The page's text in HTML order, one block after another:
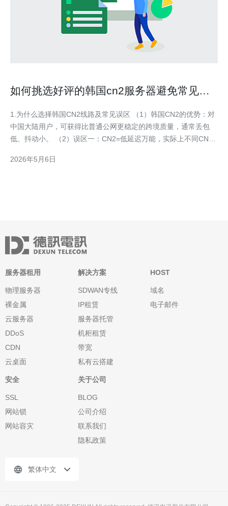
如何挑选好评的韩国cn2服务器避免常见采
1.为什么选择韩国CN2线路及常见误区 （1）韩国CN2的优势：对
中国大陆用户，可获得比普通公网更稳定的跨境质量，通常丢包
低、抖动小。 （2）误区一：CN2=低延迟万能，实际上不同CN2
中国”并非就保证低丢包，需看实际带宽分配和骨干路径。 （4）
2026年5月6日
服务器租用
物理服务器
裸金属
云服务器
DDoS
CDN
云桌面
解决方案
SDWAN专线
IP租赁
服务器托管
机柜租赁
带宽
私有云搭建
HOST
域名
电子邮件
安全
SSL
网站锁
网站容灾
关于公司
BLOG
公司介绍
联系我们
隐私政策
繁体中文